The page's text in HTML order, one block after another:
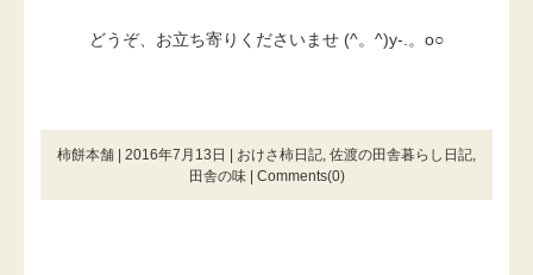
どうぞ、お立ち寄りくださいませ (^。^)y-.。o○
柿餅本舗 | 2016年7月13日 | おけさ柿日記 佐渡の田舎暮らし日記
田舎の味| Comments(0)